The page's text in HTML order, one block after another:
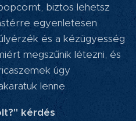
biztos lehetsz
egyenletesen
és a kézügyesség
megszűnik létezni, és
úgy
lenne.
kérdés